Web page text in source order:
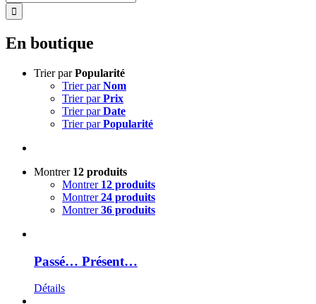
En boutique
Trier parPopularité
Trier parNom
Trier parPrix
Trier parDate
Trier parPopularité
Montrer 12 produits
Montrer 12 produits
Montrer24 produits
Montrer36 produits
Passé… Présent…
Détails